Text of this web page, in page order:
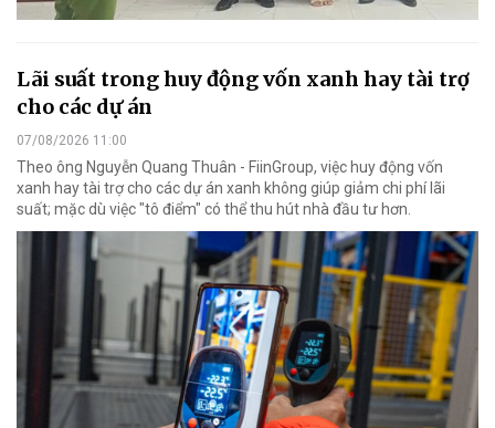
Lãi suất trong huy động vốn xanh hay tài trợ
cho các dự án
07/08/2026 11:00
Theo ông Nguyễn Quang Thuân - FiinGroup, việc huy động vốn
xanh hay tài trợ cho các dự án xanh không giúp giảm chi phí lãi
suất; mặc dù việc "tô điểm" có thể thu hút nhà đầu tư hơn.